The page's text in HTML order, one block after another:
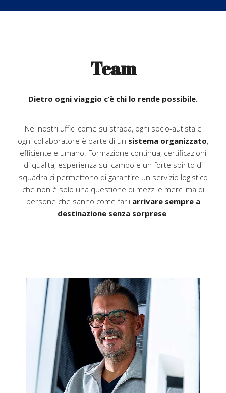
Team
Dietro ogni viaggio c’è chi lo rende possibile.
Nei nostri uffici come su strada, ogni socio-autista e
ogni collaboratore è parte di un sistema organizzato,
efficiente e umano. Formazione continua, certificazioni
di qualità, esperienza sul campo e un forte spirito di
squadra ci permettono di garantire un servizio logistico
che non è solo una questione di mezzi e merci ma di
persone che sanno come farli arrivare sempre a
destinazione senza sorprese